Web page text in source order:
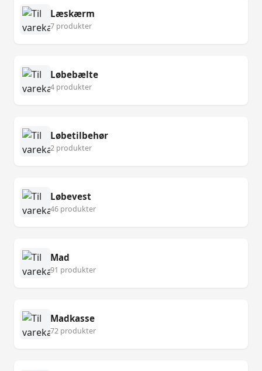
Læskærm
7 produkter
Løbebælte
4 produkter
Løbetilbehør
2 produkter
Løbevest
46 produkter
Mad
91 produkter
Madkasse
72 produkter